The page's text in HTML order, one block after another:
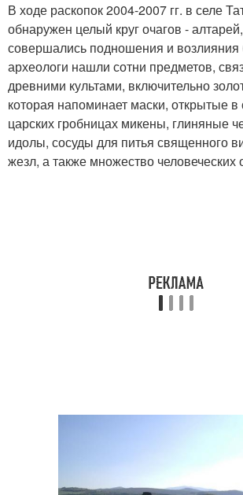
В ходе раскопок 2004-2007 гг. в селе
обнаружен целый круг очагов -
совершались подношения и
археологи нашли сотни предметов,
древними культами, включительно
которая напоминает маски, открытые
царских гробницах микены, глиняные
идолы, сосуды для питья священного
жезл, а также множество человеческих